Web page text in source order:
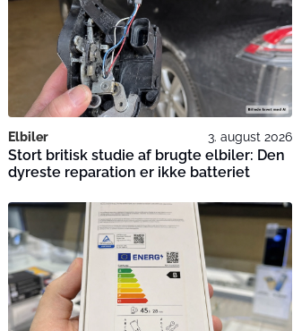
Elbiler 3. august 2026
Stort britisk studie af brugte elbiler: Den
dyreste reparation er ikke batteriet